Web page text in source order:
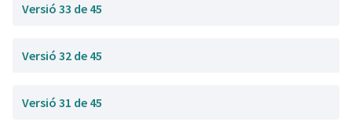
Versió 33 de 45
Versió 32 de 45
Versió 31 de 45